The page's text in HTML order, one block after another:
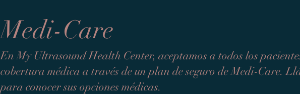
Medi-Care
En My Ultrasound Health Center, aceptamos a todos los
cobertura médica a través de un plan de seguro de Medi-Care.
para conocer sus opciones médicas.